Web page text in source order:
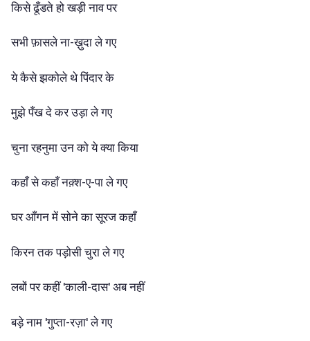
किसेढूँडतेहोखड़ीनावपर
सभीफ़ासलेना-ख़ुदालेगए
येकैसेझकोलेथेपिंदारके
मुझेपँखदेकरउड़ालेगए
चुनारहनुमाउनकोयेक्याकिया
कहाँसेकहाँनक़्श-ए-पालेगए
घरआँगनमेंसोनेकासूरजकहाँ
किरनतकपड़ोसीचुरालेगए
लबोंपरकहीं 'काली-दास' अबनहीं
बड़ेनाम 'गुप्ता-रज़ा'लेगए